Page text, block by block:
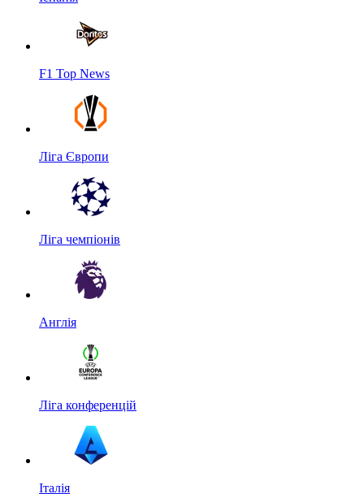
F1 Top News
Ліга Європи
Ліга чемпіонів
Англія
Ліга конференцій
Італія